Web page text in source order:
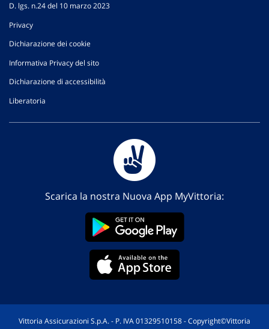
D. lgs. n.24 del 10 marzo 2023
Privacy
Dichiarazione dei cookie
Informativa Privacy del sito
Dichiarazione di accessibilità
Liberatoria
Scarica la nostra Nuova App MyVittoria:
Vittoria Assicurazioni S.p.A. - P. IVA 01329510158 - Copyright©Vittoria